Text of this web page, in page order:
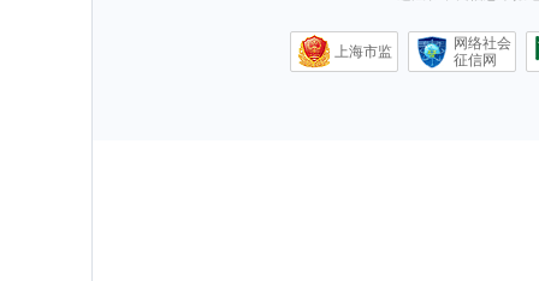
上海市监
网络社会
征信网